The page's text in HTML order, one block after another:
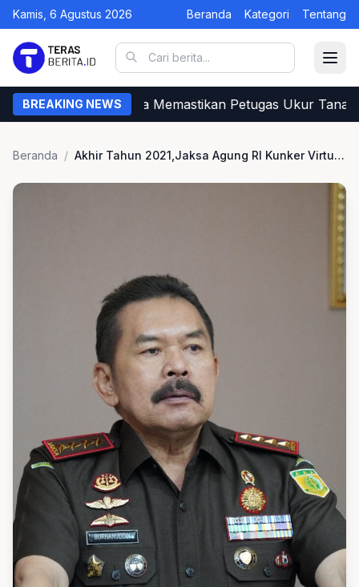
Kamis, 6 Agustus 2026 Beranda Kategori Tentang
BREAKING NEWS
Begini Cara Warga Memastikan Petugas Ukur Tanah
Beranda / Akhir Tahun 2021,Jaksa Agung RI Kunker Virtual ke Seluruh Kejaksaan